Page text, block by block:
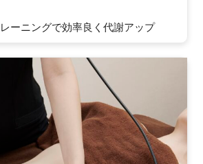
ーニングで効率良く代謝アップ